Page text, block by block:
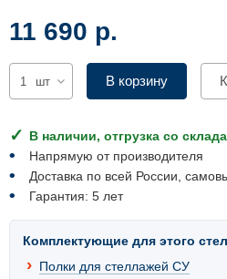
11 690 р.
шт В корзину
В наличии, отгрузка со склада
Напрямую от производителя
Доставка по всей России,
Гарантия: 5 лет
Комплектующие для этого
Полки для стеллажей СУ